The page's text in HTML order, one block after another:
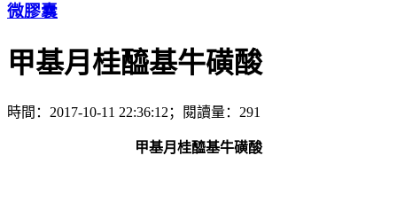
微膠囊
甲基月桂醯基牛磺酸
時間：2017-10-11 22:36:12；閱讀量：291
甲基月桂醯基牛磺酸